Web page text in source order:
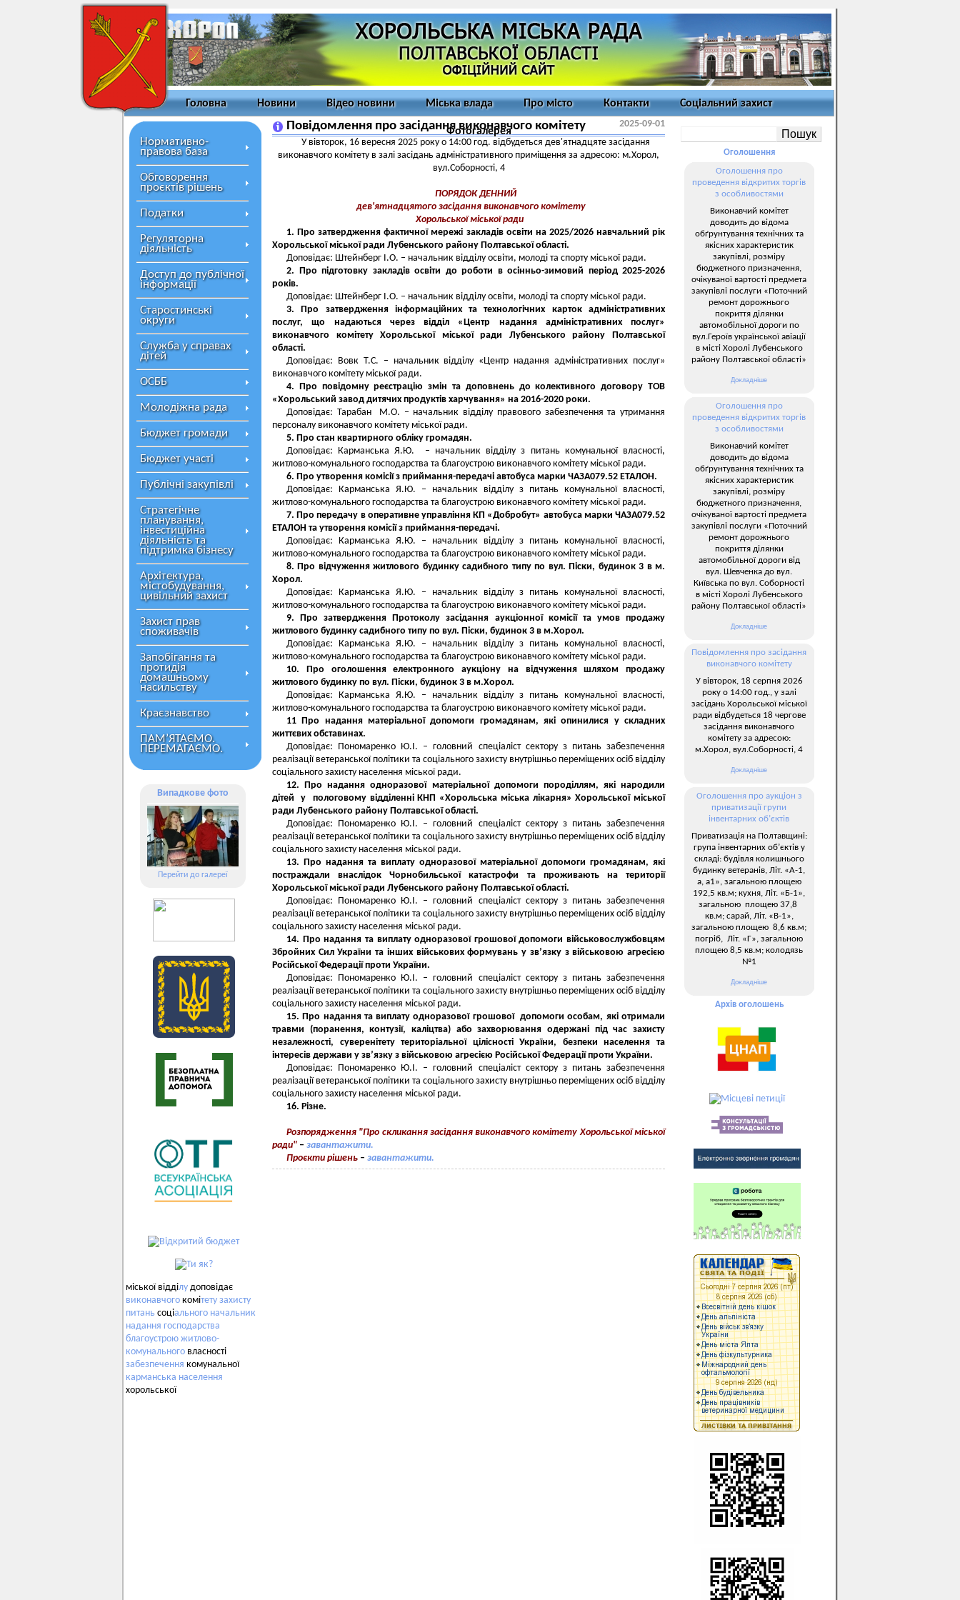
Головна Новини Відео новини Міська влада Про місто Контакти Соціальний захист
Фотогалерея
Нормативно-
правова база
Обговорення
проєктів рішень
Податки
Регуляторна
діяльність
Доступ до публічної
інформації
Старостинські
округи
Служба у справах
дітей
ОСББ
Молодіжна рада
Бюджет громади
Бюджет участі
Публічні закупівлі
Стратегічне
планування,
інвестиційна
діяльність та
підтримка бізнесу
Архітектура,
містобудування,
цивільний захист
Захист прав
споживачів
Запобігання та
протидія
домашньому
насильству
Краєзнавство
ПАМ’ЯТАЄМО.
ПЕРЕМАГАЄМО.
Випадкове фото
Перейти до галереї
міської відділу доповідає
виконавчого комітету захисту
питань соціального начальник
надання господарства
благоустрою житлово-
комунального власності
забезпечення комунальної
карманська населення
хорольської
Повідомлення про засідання виконавчого комітету
2025-09-01
У вівторок, 16 вересня 2025 року о 14:00 год. відбудеться дев'ятнадцяте засідання
виконавчого комітету в залі засідань адміністративного приміщення за адресою: м.Хорол,
вул.Соборності, 4
ПОРЯДОК ДЕННИЙ
дев'ятнадцятого засідання виконавчого комітету
Хорольської міської ради
1. Про затвердження фактичної мережі закладів освіти на 2025/2026 навчальний рік
Хорольської міської ради Лубенського району Полтавської області.
Доповідає: Штейнберг І.О. – начальник відділу освіти, молоді та спорту міської ради.
2. Про підготовку закладів освіти до роботи в осінньо-зимовий період 2025-2026
років.
Доповідає: Штейнберг І.О. – начальник відділу освіти, молоді та спорту міської ради.
3. Про затвердження інформаційних та технологічних карток адміністративних
послуг, що надаються через відділ «Центр надання адміністративних послуг»
виконавчого комітету Хорольської міської ради Лубенського району Полтавської
області.
Доповідає: Вовк Т.С. – начальник відділу «Центр надання адміністративних послуг»
виконавчого комітету міської ради.
4. Про повідомну реєстрацію змін та доповнень до колективного договору ТОВ
«Хорольський завод дитячих продуктів харчування» на 2016-2020 роки.
Доповідає: Тарабан М.О. – начальник відділу правового забезпечення та утримання
персоналу виконавчого комітету міської ради.
5. Про стан квартирного обліку громадян.
Доповідає: Карманська Я.Ю. – начальник відділу з питань комунальної власності,
житлово-комунального господарства та благоустрою виконавчого комітету міської ради.
6. Про утворення комісії з приймання-передачі автобуса марки ЧАЗА079.52 ЕТАЛОН.
Доповідає: Карманська Я.Ю. – начальник відділу з питань комунальної власності,
житлово-комунального господарства та благоустрою виконавчого комітету міської ради.
7. Про передачу в оперативне управління КП «Добробут» автобуса марки ЧАЗА079.52
ЕТАЛОН та утворення комісії з приймання-передачі.
Доповідає: Карманська Я.Ю. – начальник відділу з питань комунальної власності,
житлово-комунального господарства та благоустрою виконавчого комітету міської ради.
8. Про відчуження житлового будинку садибного типу по вул. Піски, будинок 3 в м.
Хорол.
Доповідає: Карманська Я.Ю. – начальник відділу з питань комунальної власності,
житлово-комунального господарства та благоустрою виконавчого комітету міської ради.
9. Про затвердження Протоколу засідання аукціонної комісії та умов продажу
житлового будинку садибного типу по вул. Піски, будинок 3 в м.Хорол.
Доповідає: Карманська Я.Ю. – начальник відділу з питань комунальної власності,
житлово-комунального господарства та благоустрою виконавчого комітету міської ради.
10. Про оголошення електронного аукціону на відчуження шляхом продажу
житлового будинку по вул. Піски, будинок 3 в м.Хорол.
Доповідає: Карманська Я.Ю. – начальник відділу з питань комунальної власності,
житлово-комунального господарства та благоустрою виконавчого комітету міської ради.
11 Про надання матеріальної допомоги громадянам, які опинилися у складних
життєвих обставинах.
Доповідає: Пономаренко Ю.І. – головний спеціаліст сектору з питань забезпечення
реалізації ветеранської політики та соціального захисту внутрішньо переміщених осіб відділу
соціального захисту населення міської ради.
12. Про надання одноразової матеріальної допомоги породіллям, які народили
дітей у пологовому відділенні КНП «Хорольська міська лікарня» Хорольської міської
ради Лубенського району Полтавської області.
Доповідає: Пономаренко Ю.І. – головний спеціаліст сектору з питань забезпечення
реалізації ветеранської політики та соціального захисту внутрішньо переміщених осіб відділу
соціального захисту населення міської ради.
13. Про надання та виплату одноразової матеріальної допомоги громадянам, які
постраждали внаслідок Чорнобильської катастрофи та проживають на території
Хорольської міської ради Лубенського району Полтавської області.
Доповідає: Пономаренко Ю.І. – головний спеціаліст сектору з питань забезпечення
реалізації ветеранської політики та соціального захисту внутрішньо переміщених осіб відділу
соціального захисту населення міської ради.
14. Про надання та виплату одноразової грошової допомоги військовослужбовцям
Збройних Сил України та інших військових формувань у зв’язку з військовою агресією
Російської Федерації проти України.
Доповідає: Пономаренко Ю.І. – головний спеціаліст сектору з питань забезпечення
реалізації ветеранської політики та соціального захисту внутрішньо переміщених осіб відділу
соціального захисту населення міської ради.
15. Про надання та виплату одноразової грошової допомоги особам, які отримали
травми (поранення, контузії, каліцтва) або захворювання одержані під час захисту
незалежності, суверенітету територіальної цілісності України, безпеки населення та
інтересів держави у зв’язку з військовою агресією Російської Федерації проти України.
Доповідає: Пономаренко Ю.І. – головний спеціаліст сектору з питань забезпечення
реалізації ветеранської політики та соціального захисту внутрішньо переміщених осіб відділу
соціального захисту населення міської ради.
16. Різне.
Розпорядження "Про скликання засідання виконавчого комітету Хорольської міської
ради" – завантажити.
Проєкти рішень – завантажити.
Оголошення
Оголошення про
проведення відкритих торгів
з особливостями
Виконавчий комітет
доводить до відома
обґрунтування технічних та
якісних характеристик
закупівлі, розміру
бюджетного призначення,
очікуваної вартості предмета
закупівлі послуги «Поточний
ремонт дорожнього
покриття ділянки
автомобільної дороги по
вул.Героїв української авіації
в місті Хоролі Лубенського
району Полтавської області»
Докладніше
Оголошення про
проведення відкритих торгів
з особливостями
Виконавчий комітет
доводить до відома
обґрунтування технічних та
якісних характеристик
закупівлі, розміру
бюджетного призначення,
очікуваної вартості предмета
закупівлі послуги «Поточний
ремонт дорожнього
покриття ділянки
автомобільної дороги від
вул. Шевченка до вул.
Київська по вул. Соборності
в місті Хоролі Лубенського
району Полтавської області»
Докладніше
Повідомлення про засідання
виконавчого комітету
У вівторок, 18 серпня 2026
року о 14:00 год., у залі
засідань Хорольської міської
ради відбудеться 18 чергове
засідання виконавчого
комітету за адресою:
м.Хорол, вул.Соборності, 4
Докладніше
Оголошення про аукціон з
приватизації групи
інвентарних об’єктів
Приватизація на Полтавщині:
група інвентарних об’єктів у
складі: будівля колишнього
будинку ветеранів, Літ. «А-1,
а, а1», загальною площею
192,5 кв.м; кухня, Літ. «Б-1»,
загальною площею 37,8
кв.м; сарай, Літ. «В-1»,
загальною площею 8,6 кв.м;
погріб, Літ. «Г», загальною
площею 8,5 кв.м; колодязь
№1
Докладніше
Архів оголошень